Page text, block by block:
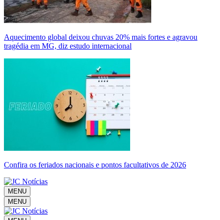
Aquecimento global deixou chuvas 20% mais fortes e agravou
tragédia em MG, diz estudo internacional
Confira os feriados nacionais e pontos facultativos de 2026
MENU
MENU